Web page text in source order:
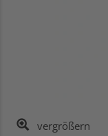
vergrößern